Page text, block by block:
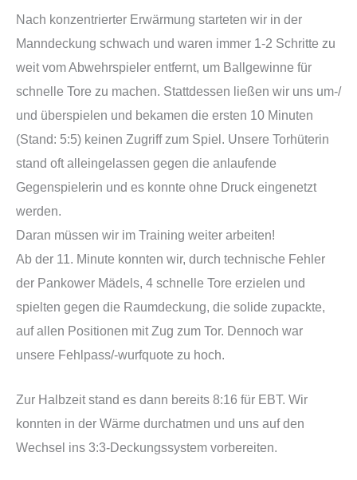
Nach konzentrierter Erwärmung starteten wir in der
Manndeckung schwach und waren immer 1-2 Schritte zu
weit vom Abwehrspieler entfernt, um Ballgewinne für
schnelle Tore zu machen. Stattdessen ließen wir uns um-/
und überspielen und bekamen die ersten 10 Minuten
(Stand: 5:5) keinen Zugriff zum Spiel. Unsere Torhüterin
stand oft alleingelassen gegen die anlaufende
Gegenspielerin und es konnte ohne Druck eingenetzt
werden.
Daran müssen wir im Training weiter arbeiten!
Ab der 11. Minute konnten wir, durch technische Fehler
der Pankower Mädels, 4 schnelle Tore erzielen und
spielten gegen die Raumdeckung, die solide zupackte,
auf allen Positionen mit Zug zum Tor. Dennoch war
unsere Fehlpass/-wurfquote zu hoch.
Zur Halbzeit stand es dann bereits 8:16 für EBT. Wir
konnten in der Wärme durchatmen und uns auf den
Wechsel ins 3:3-Deckungssystem vorbereiten.